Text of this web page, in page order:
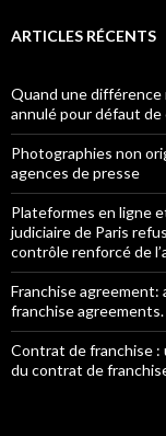
ARTICLES RÉCENTS
Quand une différence
annulé pour défaut
Photographies non
agences de presse
Plateformes en ligne
judiciaire de Paris
contrôle renforcé de
Franchise agreement:
franchise agreements.
Contrat de franchise :
du contrat de